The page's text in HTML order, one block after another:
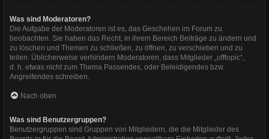
Was sind Moderatoren?
Die Aufgabe der Moderatoren ist es, das Geschehen im Forum zu
beobachten. Sie haben das Recht, in ihrem Bereich Beiträge zu ändern und
zu löschen und Themen zu schließen, zu öffnen, zu verschieben und zu
teilen. Üblicherweise verhindern Moderatoren, dass Mitglieder „offtopic“,
d. h. etwas nicht zum Thema Passendes, oder Beleidigendes bzw.
Angreifendes schreiben.
Nach oben
Was sind Benutzergruppen?
Benutzergruppen sind Gruppen von Mitgliedern, die die Mitglieder des